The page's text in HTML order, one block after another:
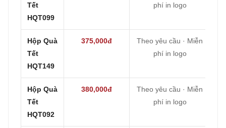
Tết
HQT099
phí in logo
Hộp Quà
Tết
HQT149
375,000đ
Theo yêu cầu · Miễn
phí in logo
Hộp Quà
Tết
HQT092
380,000đ
Theo yêu cầu · Miễn
phí in logo